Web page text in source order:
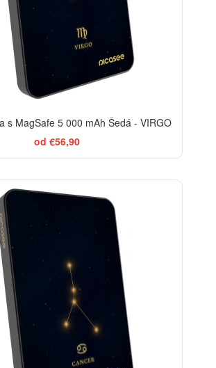
s MagSafe 5 000 mAh Šedá - VIRGO
od €56,90